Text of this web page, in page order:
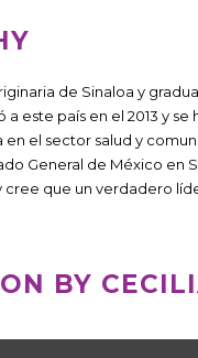
de Sinaloa y
a este país en el 2013 y
en el sector salud y
General de México en
cree que un verdadero
BY